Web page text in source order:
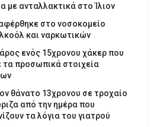
με ανταλλακτικά στο Ίλιον
στο νοσοκομείο
και ναρκωτικών
ενός 15χρονου χάκερ που
τα προσωπικά στοιχεία
θάνατο 13χρονου σε τροχαίο
από την ημέρα που
τα λόγια του γιατρού